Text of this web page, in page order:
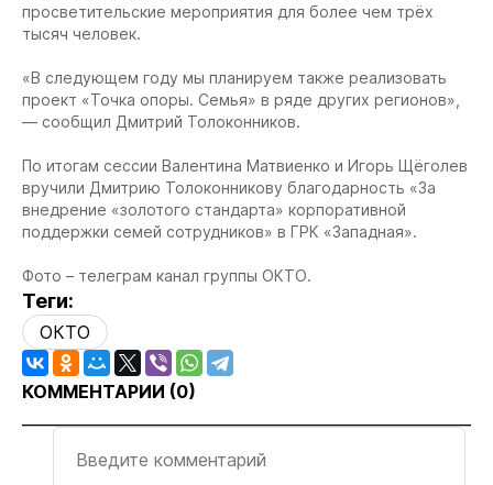
просветительские мероприятия для более чем трёх
тысяч человек.
«В следующем году мы планируем также реализовать
проект «Точка опоры. Семья» в ряде других регионов»,
— сообщил Дмитрий Толоконников.
По итогам сессии Валентина Матвиенко и Игорь Щёголев
вручили Дмитрию Толоконникову благодарность «За
внедрение «золотого стандарта» корпоративной
поддержки семей сотрудников» в ГРК «Западная».
Фото – телеграм канал группы ОКТО.
Теги:
ОКТО
КОММЕНТАРИИ (0)